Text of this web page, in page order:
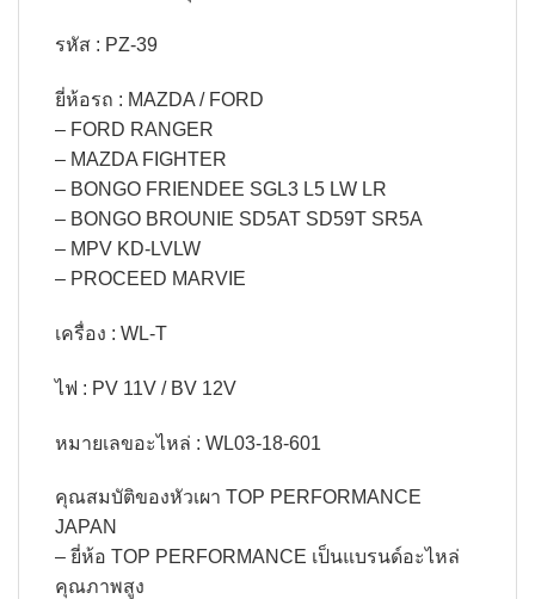
รหัส : PZ-39
ยี่ห้อรถ : MAZDA / FORD
– FORD RANGER
– MAZDA FIGHTER
– BONGO FRIENDEE SGL3 L5 LW LR
– BONGO BROUNIE SD5AT SD59T SR5A
– MPV KD-LVLW
– PROCEED MARVIE
เครื่อง : WL-T
ไฟ : PV 11V / BV 12V
หมายเลขอะไหล่ : WL03-18-601
คุณสมบัติของหัวเผา TOP PERFORMANCE
JAPAN
– ยี่ห้อ TOP PERFORMANCE เป็นแบรนด์อะไหล่
คุณภาพสูง